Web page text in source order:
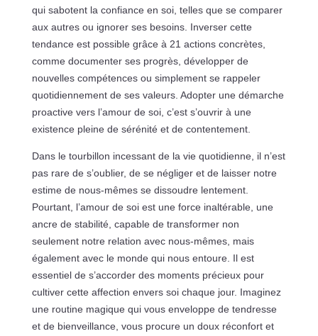
qui sabotent la confiance en soi, telles que se comparer
aux autres ou ignorer ses besoins. Inverser cette
tendance est possible grâce à 21 actions concrètes,
comme documenter ses progrès, développer de
nouvelles compétences ou simplement se rappeler
quotidiennement de ses valeurs. Adopter une démarche
proactive vers l’amour de soi, c’est s’ouvrir à une
existence pleine de sérénité et de contentement.
Dans le tourbillon incessant de la vie quotidienne, il n’est
pas rare de s’oublier, de se négliger et de laisser notre
estime de nous-mêmes se dissoudre lentement.
Pourtant, l’amour de soi est une force inaltérable, une
ancre de stabilité, capable de transformer non
seulement notre relation avec nous-mêmes, mais
également avec le monde qui nous entoure. Il est
essentiel de s’accorder des moments précieux pour
cultiver cette affection envers soi chaque jour. Imaginez
une routine magique qui vous enveloppe de tendresse
et de bienveillance, vous procure un doux réconfort et